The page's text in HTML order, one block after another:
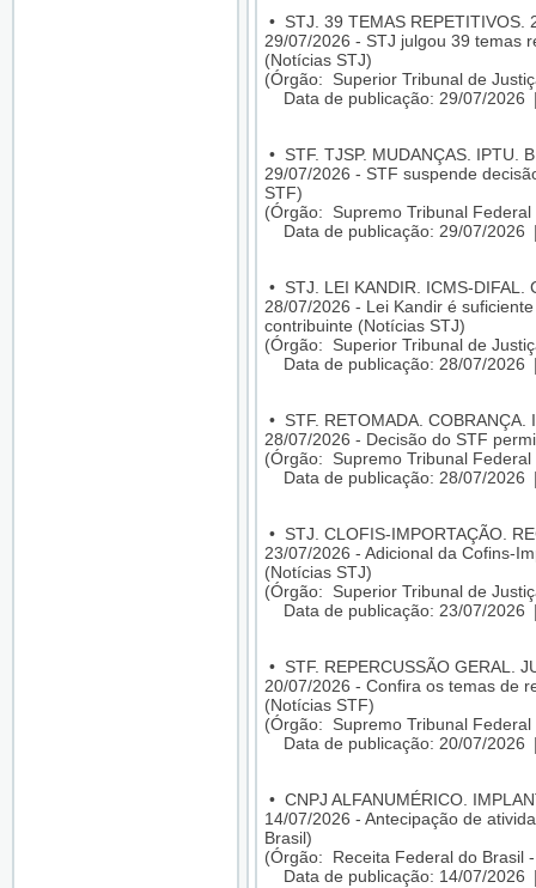
• STJ. 39 TEMAS REPETITIVOS.
29/07/2026 - STJ julgou 39 temas
(Notícias STJ)
(Órgão: Superior Tribunal de
Data de publicação: 29/07/2026
• STF. TJSP. MUDANÇAS. IPTU.
29/07/2026 - STF suspende
STF)
(Órgão: Supremo Tribunal Federal
Data de publicação: 29/07/2026
• STJ. LEI KANDIR. ICMS-DIFAL.
28/07/2026 - Lei Kandir é
contribuinte (Notícias STJ)
(Órgão: Superior Tribunal de
Data de publicação: 28/07/2026
• STF. RETOMADA. COBRANÇA.
28/07/2026 - Decisão do STF
(Órgão: Supremo Tribunal Federal
Data de publicação: 28/07/2026
• STJ. CLOFIS-IMPORTAÇÃO.
23/07/2026 - Adicional da Cofins-
(Notícias STJ)
(Órgão: Superior Tribunal de
Data de publicação: 23/07/2026
• STF. REPERCUSSÃO GERAL.
20/07/2026 - Confira os temas de
(Notícias STF)
(Órgão: Supremo Tribunal Federal
Data de publicação: 20/07/2026
• CNPJ ALFANUMÉRICO.
14/07/2026 - Antecipação de
Brasil)
(Órgão: Receita Federal do Brasil
Data de publicação: 14/07/2026